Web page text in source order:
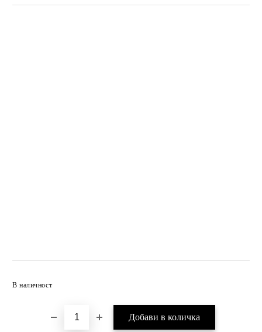
В наличност